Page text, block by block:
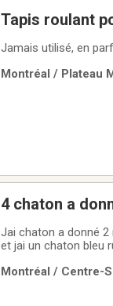
Tapis roulant
Jamais utilisé, en
Montréal / Plateau
4 chaton a
Jai chaton a donné
et jai un chaton bleu
Montréal / Centre-